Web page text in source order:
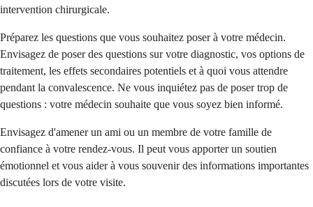
intervention chirurgicale.
Préparez les questions que vous souhaitez poser à votre médecin.
Envisagez de poser des questions sur votre diagnostic, vos options de
traitement, les effets secondaires potentiels et à quoi vous attendre
pendant la convalescence. Ne vous inquiétez pas de poser trop de
questions : votre médecin souhaite que vous soyez bien informé.
Envisagez d'amener un ami ou un membre de votre famille de
confiance à votre rendez-vous. Il peut vous apporter un soutien
émotionnel et vous aider à vous souvenir des informations importantes
discutées lors de votre visite.